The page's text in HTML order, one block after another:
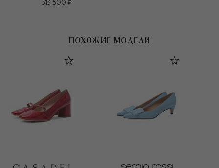
313 500 ₽
ПОХОЖИЕ МОДЕЛИ